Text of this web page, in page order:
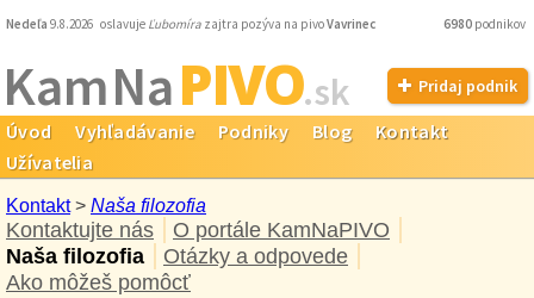
Nedeľa 9.8.2026 oslavuje Ľubomíra zajtra pozýva na pivoVavrinec 6980 podnikov
Kam NaPIVO.sk Pridaj podnik
Úvod Vyhľadávanie Podniky Blog
Kontakt
Užívatelia
Kontakt> Naša filozofia
Kontaktujte nás
O portále KamNaPIVO
Naša filozofia
Otázky a odpovede
Ako môžeš pomôcť